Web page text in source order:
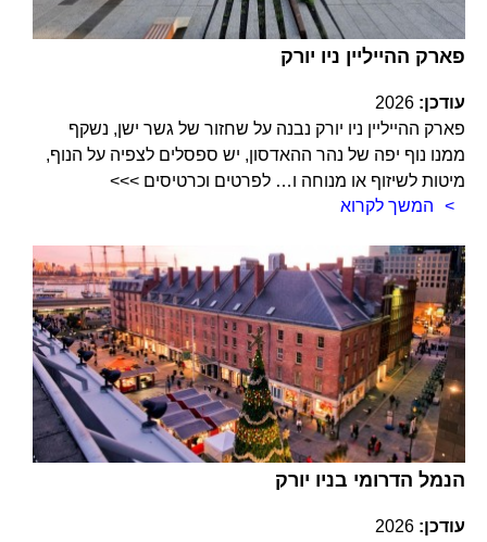
פארק ההייליין ניו יורק
עודכן: 2026
פארק ההייליין ניו יורק נבנה על שחזור של גשר ישן, נשקף
ממנו נוף יפה של נהר ההאדסון, יש ספסלים לצפיה על הנוף,
מיטות לשיזוף או מנוחה ו… לפרטים וכרטיסים >>>
המשך לקרוא
הנמל הדרומי בניו יורק
עודכן: 2026